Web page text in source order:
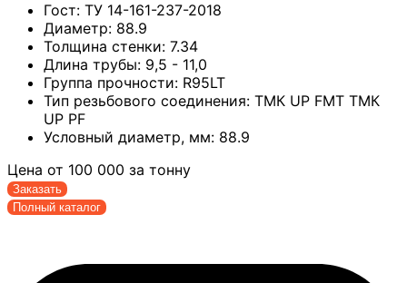
Гост: ТУ 14-161-237-2018
Диаметр: 88.9
Толщина стенки: 7.34
Длина трубы: 9,5 - 11,0
Группа прочности: R95LT
Тип резьбового соединения: ТМК UP FMT ТМК
UP PF
Условный диаметр, мм: 88.9
Цена от 100 000 за тонну
Заказать
Полный каталог